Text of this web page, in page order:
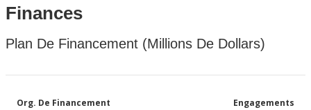
Finances
Plan De Financement (Millions De Dollars)
Org. De Financement Engagements